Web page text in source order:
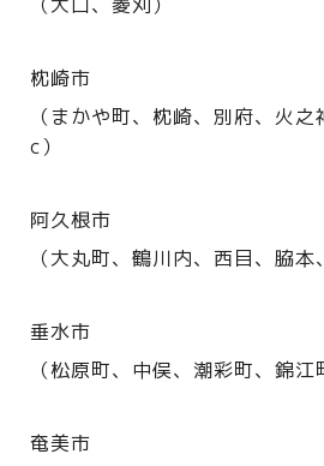
枕崎市
（まかや町、枕崎、別府、火
c）
阿久根市
（大丸町、鶴川内、西目、脇
垂水市
（松原町、中俣、潮彩町、錦
奄美市